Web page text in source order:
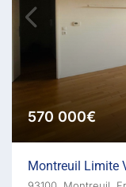
570 000€
Montreuil Limite